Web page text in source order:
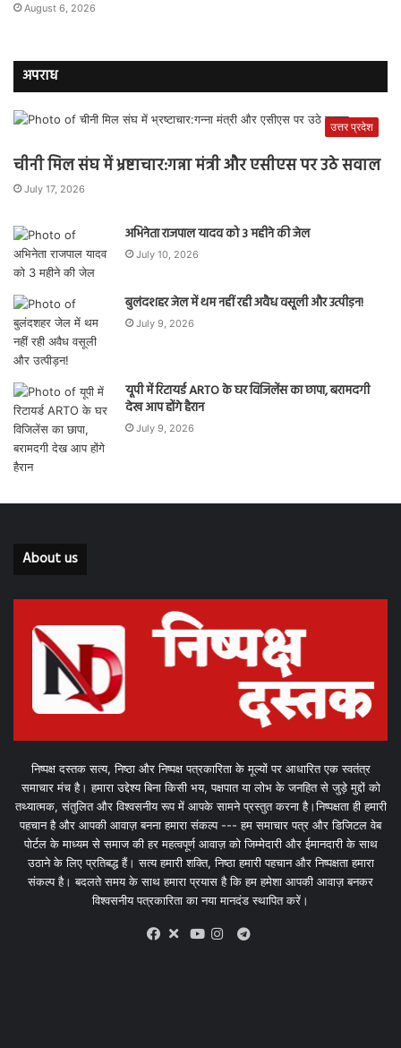
August 6, 2026
अपराध
उत्तर प्रदेश
चीनी मिल संघ में भ्रष्टाचार:गन्ना मंत्री और एसीएस पर उठे सवाल
July 17, 2026
अभिनेता राजपाल यादव को 3 महीने की जेल
July 10, 2026
बुलंदशहर जेल में थम नहीं रही अवैध वसूली और उत्पीड़न!
July 9, 2026
यूपी में रिटायर्ड ARTO के घर विजिलेंस का छापा, बरामदगी
देख आप होंगे हैरान
July 9, 2026
About us
निष्पक्ष दस्तक सत्य, निष्ठा और निष्पक्ष पत्रकारिता के मूल्यों पर आधारित एक स्वतंत्र
समाचार मंच है। हमारा उद्देश्य बिना किसी भय, पक्षपात या लोभ के जनहित से जुड़े मुद्दों को
तथ्यात्मक, संतुलित और विश्वसनीय रूप में आपके सामने प्रस्तुत करना है।निष्पक्षता ही हमारी
पहचान है और आपकी आवाज़ बनना हमारा संकल्प --- हम समाचार पत्र और डिजिटल वेब
पोर्टल के माध्यम से समाज की हर महत्वपूर्ण आवाज़ को जिम्मेदारी और ईमानदारी के साथ
उठाने के लिए प्रतिबद्ध हैं। सत्य हमारी शक्ति, निष्ठा हमारी पहचान और निष्पक्षता हमारा
संकल्प है। बदलते समय के साथ हमारा प्रयास है कि हम हमेशा आपकी आवाज़ बनकर
विश्वसनीय पत्रकारिता का नया मानदंड स्थापित करें।
X
Telegram